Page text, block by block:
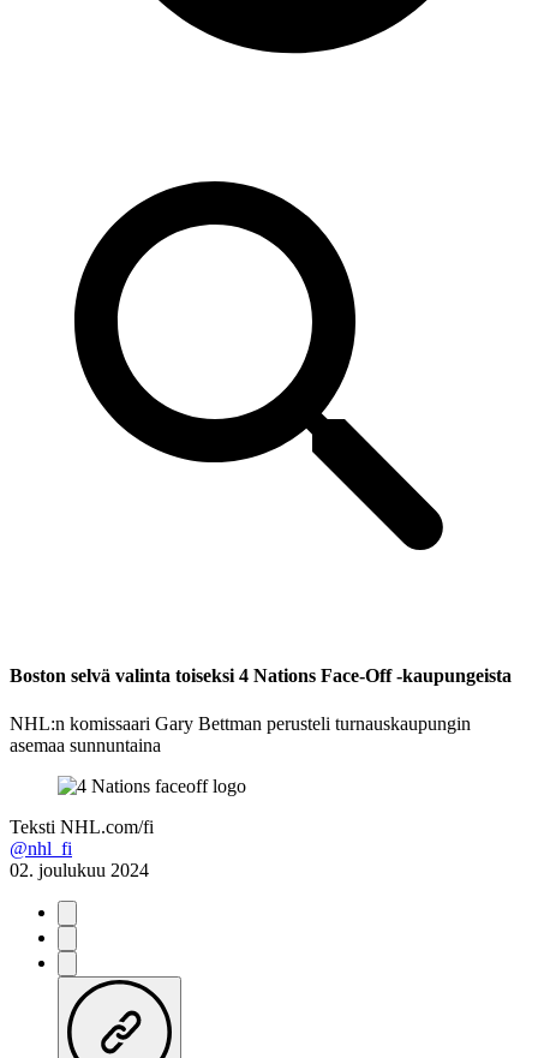
Boston selvä valinta toiseksi 4 Nations Face-Off -kaupungeista
NHL:n komissaari Gary Bettman perusteli turnauskaupungin
asemaa sunnuntaina
Teksti NHL.com/fi
@nhl_fi
02. joulukuu 2024